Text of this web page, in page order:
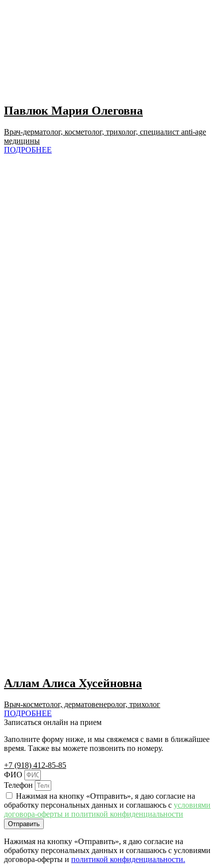
Павлюк Мария Олеговна
Врач-дерматолог, косметолог, трихолог, специалист anti-age
медицины
ПОДРОБНЕЕ
Аллам Алиса Хусейновна
Врач-косметолог, дерматовенеролог, трихолог​
ПОДРОБНЕЕ
Записаться онлайн на прием
Заполните форму ниже, и мы свяжемся с вами в ближайшее
время. Также вы можете позвонить по номеру.
+7 (918) 412-85-85
ФИО
Телефон
Нажимая на кнопку «Отправить», я даю согласие на
обработку персональных данных и соглашаюсь c условиями
договора-оферты и политикой конфиденциальности
Отправить
Нажимая на кнопку «Отправить», я даю согласие на
обработку персональных данных и соглашаюсь c условиями
договора-оферты и политикой конфиденциальности.